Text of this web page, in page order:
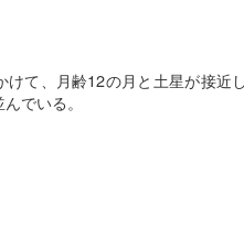
て、月齢12の月と土星が接近
でいる。